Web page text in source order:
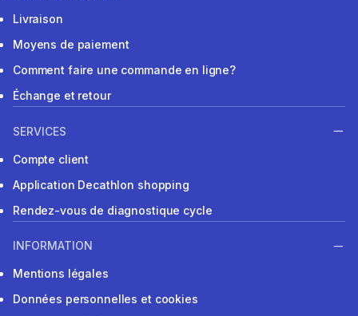
Livraison
Moyens de paiement
Comment faire une commande en ligne?
Échange et retour
SERVICES
Compte client
Application Decathlon shopping
Rendez-vous de diagnostique cycle
INFORMATION
Mentions légales
Données personnelles et cookies